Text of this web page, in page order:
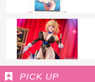
PICK UP